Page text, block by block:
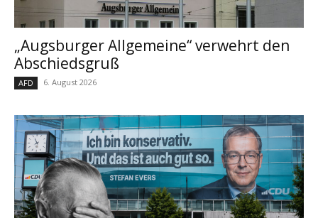
„Augsburger Allgemeine“ verwehrt den
Abschiedsgruß
AFD 6. August 2026